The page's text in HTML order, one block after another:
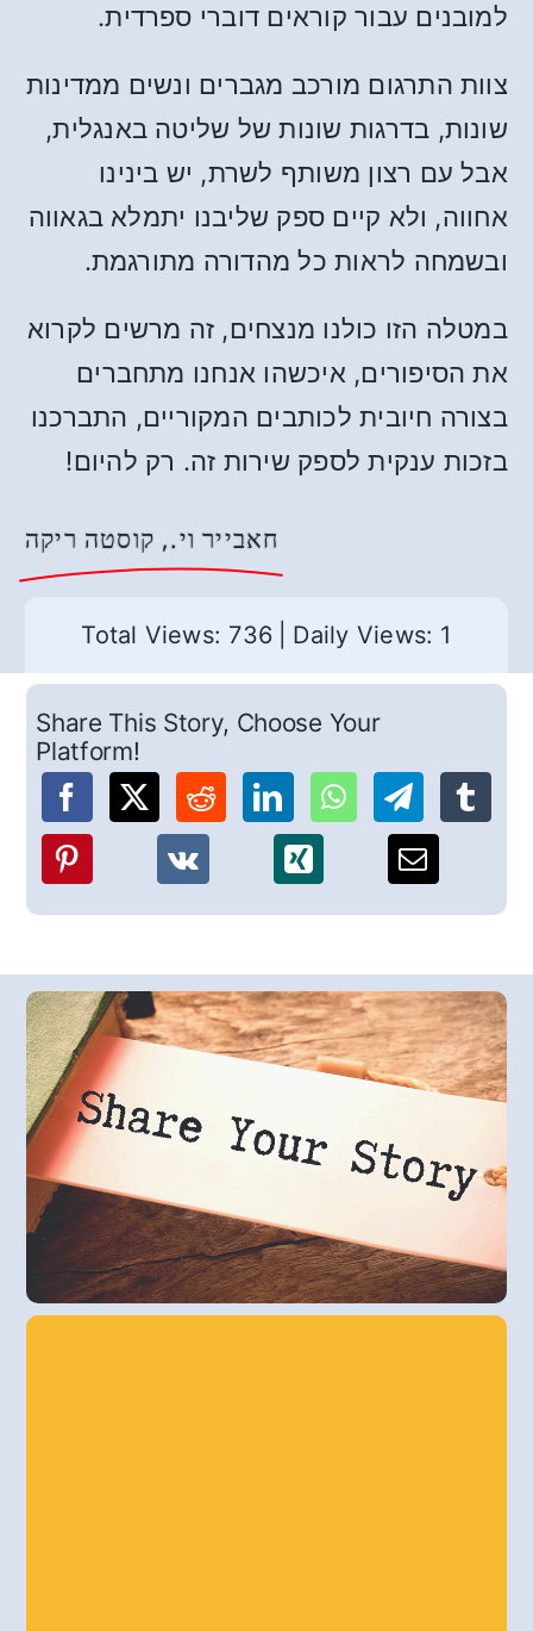
למובנים עבור קוראים דוברי ספרדית.
צוות התרגום מורכב מגברים ונשים ממדינות
שונות, בדרגות שונות של שליטה באנגלית,
אבל עם רצון משותף לשרת, יש בינינו
אחווה, ולא קיים ספק שליבנו יתמלא בגאווה
ובשמחה לראות כל מהדורה מתורגמת.
במטלה הזו כולנו מנצחים, זה מרשים לקרוא
את הסיפורים, איכשהו אנחנו מתחברים
בצורה חיובית לכותבים המקוריים, התברכנו
בזכות ענקית לספק שירות זה. רק להיום!
חאבייר וי., קוסטה ריקה
Total Views: 736 Daily Views: 1
Share This Story, Choose Your
Platform!